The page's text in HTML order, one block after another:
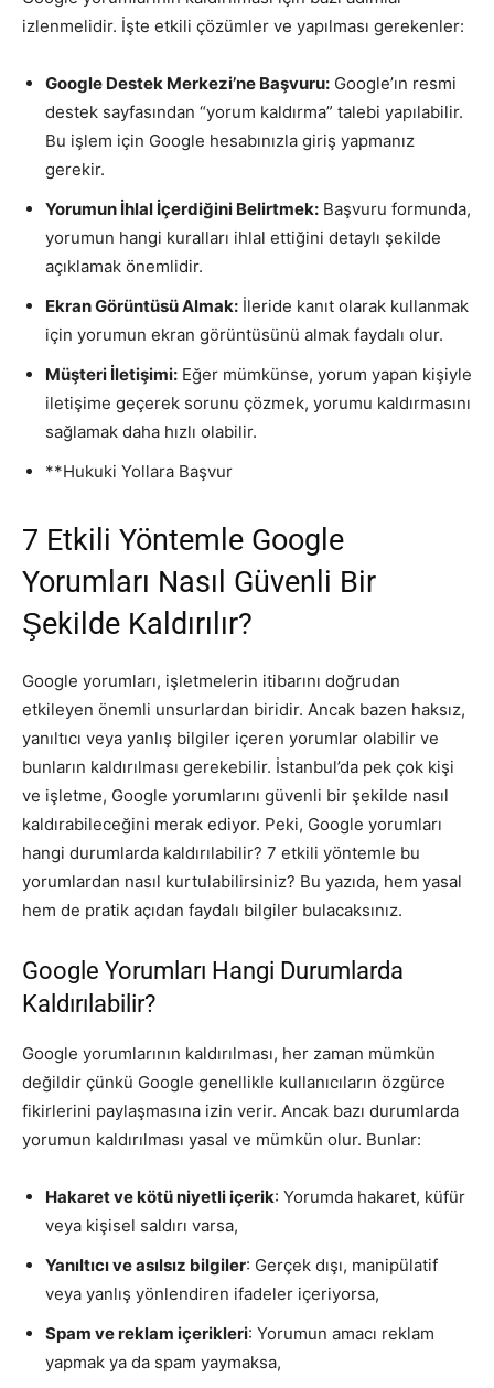
izlenmelidir. İşte etkili çözümler ve yapılması gerekenler:
Google Destek Merkezi’ne Başvuru: Google’ın resmi
destek sayfasından “yorum kaldırma” talebi yapılabilir.
Bu işlem için Google hesabınızla giriş yapmanız
gerekir.
Yorumun İhlal İçerdiğini Belirtmek: Başvuru formunda,
yorumun hangi kuralları ihlal ettiğini detaylı şekilde
açıklamak önemlidir.
Ekran Görüntüsü Almak: İleride kanıt olarak kullanmak
için yorumun ekran görüntüsünü almak faydalı olur.
Müşteri İletişimi: Eğer mümkünse, yorum yapan kişiyle
iletişime geçerek sorunu çözmek, yorumu kaldırmasını
sağlamak daha hızlı olabilir.
**Hukuki Yollara Başvur
7 Etkili Yöntemle Google
Yorumları Nasıl Güvenli Bir
Şekilde Kaldırılır?
Google yorumları, işletmelerin itibarını doğrudan
etkileyen önemli unsurlardan biridir. Ancak bazen haksız,
yanıltıcı veya yanlış bilgiler içeren yorumlar olabilir ve
bunların kaldırılması gerekebilir. İstanbul’da pek çok kişi
ve işletme, Google yorumlarını güvenli bir şekilde nasıl
kaldırabileceğini merak ediyor. Peki, Google yorumları
hangi durumlarda kaldırılabilir? 7 etkili yöntemle bu
yorumlardan nasıl kurtulabilirsiniz? Bu yazıda, hem yasal
hem de pratik açıdan faydalı bilgiler bulacaksınız.
Google Yorumları Hangi Durumlarda
Kaldırılabilir?
Google yorumlarının kaldırılması, her zaman mümkün
değildir çünkü Google genellikle kullanıcıların özgürce
fikirlerini paylaşmasına izin verir. Ancak bazı durumlarda
yorumun kaldırılması yasal ve mümkün olur. Bunlar:
Hakaret ve kötü niyetli içerik: Yorumda hakaret, küfür
veya kişisel saldırı varsa,
Yanıltıcı ve asılsız bilgiler: Gerçek dışı, manipülatif
veya yanlış yönlendiren ifadeler içeriyorsa,
Spam ve reklam içerikleri: Yorumun amacı reklam
yapmak ya da spam yaymaksa,